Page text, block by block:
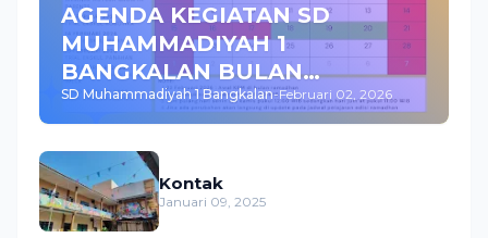
AGENDA KEGIATAN SD
MUHAMMADIYAH 1
BANGKALAN BULAN
FEBRUARI 2026
SD Muhammadiyah 1 Bangkalan-Februari 02, 2026
Kontak
Januari 09, 2025